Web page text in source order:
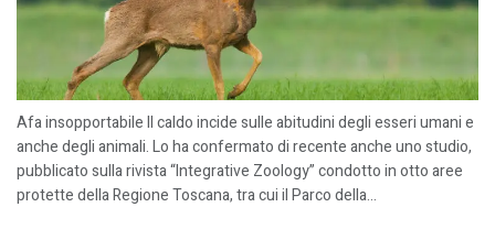
Afa insopportabile Il caldo incide sulle abitudini degli esseri umani e
anche degli animali. Lo ha confermato di recente anche uno studio,
pubblicato sulla rivista “Integrative Zoology” condotto in otto aree
protette della Regione Toscana, tra cui il Parco della...